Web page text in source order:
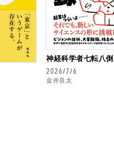
げる技術！第１６回】で
術！第１５回】ギャンブ
神経科学者七転八
2026/7/6
金井良太